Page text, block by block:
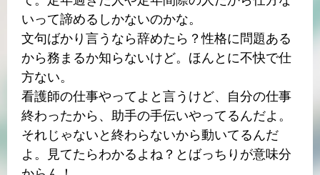
いって諦めるしかないのかな。
文句ばかり言うなら辞めたら？性格に問題ある
から務まるか知らないけど。ほんとに不快で仕
方ない。
看護師の仕事やってよと言うけど、自分の仕事
終わったから、助手の手伝いやってるんだよ。
それじゃないと終わらないから動いてるんだ
よ。見てたらわかるよね？とばっちりが意味分